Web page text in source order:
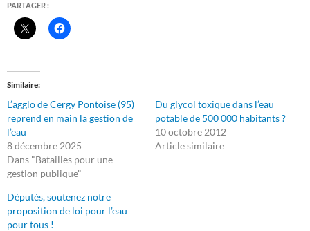
PARTAGER :
Similaire
L’agglo de Cergy Pontoise (95)
reprend en main la gestion de
l’eau
8 décembre 2025
Dans "Batailles pour une
gestion publique"
Du glycol toxique dans l’eau
potable de 500 000 habitants ?
10 octobre 2012
Article similaire
Députés, soutenez notre
proposition de loi pour l’eau
pour tous !